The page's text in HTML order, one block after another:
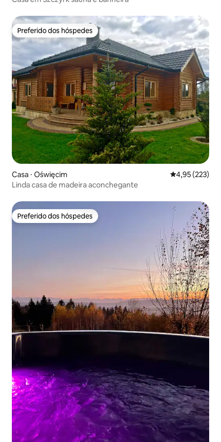
Preferido dos hóspedes
Preferido dos hóspedes
Casa ⋅ Oświęcim 4,95 de uma
4,95 (223)
Linda casa de madeira aconchegante
Preferido dos hóspedes
Preferido dos hóspedes